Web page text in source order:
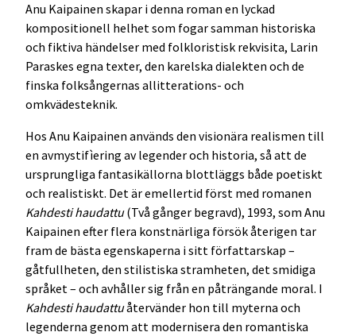
Anu Kaipainen skapar i denna roman en lyckad
kompositionell helhet som fogar samman historiska
och fiktiva händelser med folkloristisk rekvisita, Larin
Paraskes egna texter, den karelska dialekten och de
finska folksångernas allitterations- och
omkvädesteknik.
Hos Anu Kaipainen används den visionära realismen till
en avmystifìering av legender och historia, så att de
ursprungliga fantasikällorna blottläggs både poetiskt
och realistiskt. Det är emellertid först med romanen
Kahdesti haudattu(Två gånger begravd), 1993, som Anu
Kaipainen efter flera konstnärliga försök återigen tar
fram de bästa egenskaperna i sitt författarskap –
gåtfullheten, den stilistiska stramheten, det smidiga
språket – och avhåller sig från en påträngande moral. I
Kahdesti haudattuåtervänder hon till myterna och
legenderna genom att modernisera den romantiska